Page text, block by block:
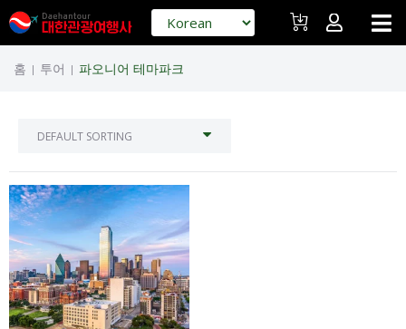
홈 | 투어 | 파오니어 테마파크